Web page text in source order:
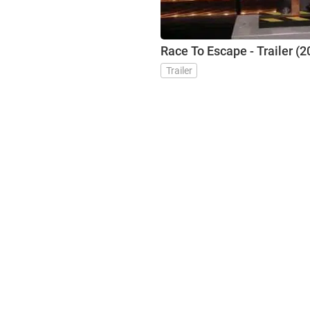
Race To Escape - Trailer
Trailer